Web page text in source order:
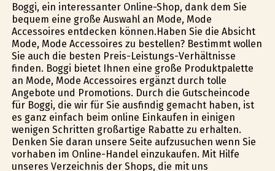
Boggi, ein interessanter Online-Shop, dank dem Sie
bequem eine große Auswahl an Mode, Mode
Accessoires entdecken können.Haben Sie die Absicht
Mode, Mode Accessoires zu bestellen? Bestimmt wollen
Sie auch die besten Preis-Leistungs-Verhältnisse
finden. Boggi bietet Ihnen eine große Produktpalette
an Mode, Mode Accessoires ergänzt durch tolle
Angebote und Promotions. Durch die Gutscheincode
für Boggi, die wir für Sie ausfindig gemacht haben, ist
es ganz einfach beim online Einkaufen in einigen
wenigen Schritten großartige Rabatte zu erhalten.
Denken Sie daran unsere Seite aufzusuchen wenn Sie
vorhaben im Online-Handel einzukaufen. Mit Hilfe
unseres Verzeichnis der Shops, die mit uns